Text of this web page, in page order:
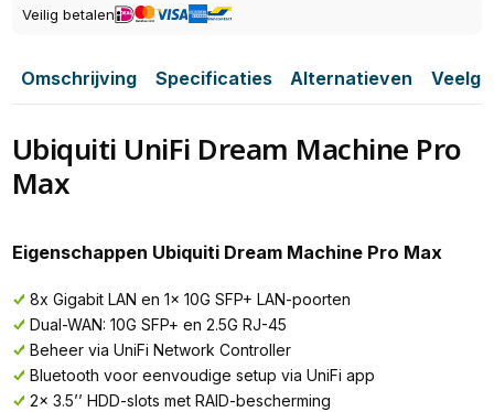
Veilig betalen
Omschrijving Specificaties Alternatieven
Ubiquiti UniFi Dream Machine Pro
Max
Eigenschappen Ubiquiti Dream Machine Pro Max
8x Gigabit LAN en 1x 10G SFP+ LAN-poorten
Dual-WAN: 10G SFP+ en 2.5G RJ-45
Beheer via UniFi Network Controller
Bluetooth voor eenvoudige setup via UniFi app
2x 3.5’’ HDD-slots met RAID-bescherming